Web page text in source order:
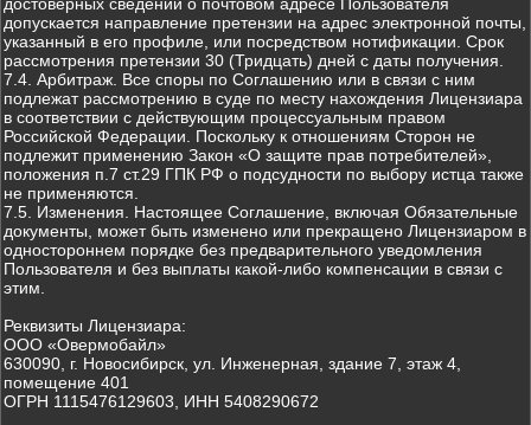
допускается направление претензии на адрес электронной почты,
указанный в его профиле, или посредством нотификации. Срок
рассмотрения претензии 30 (Тридцать) дней с даты получения.
7.4. Арбитраж. Все споры по Соглашению или в связи с ним
подлежат рассмотрению в суде по месту нахождения Лицензиара
в соответствии с действующим процессуальным правом
Российской Федерации. Поскольку к отношениям Сторон не
подлежит применению Закон «О защите прав потребителей»,
положения п.7 ст.29 ГПК РФ о подсудности по выбору истца также
не применяются.
7.5. Изменения. Настоящее Соглашение, включая Обязательные
документы, может быть изменено или прекращено Лицензиаром в
одностороннем порядке без предварительного уведомления
Пользователя и без выплаты какой-либо компенсации в связи с
этим.
Реквизиты Лицензиара:
ООО «Овермобайл»
630090, г. Новосибирск, ул. Инженерная, здание 7, этаж 4,
помещение 401
ОГРН 1115476129603, ИНН 5408290672